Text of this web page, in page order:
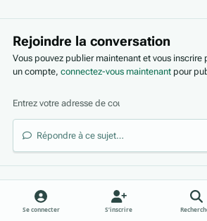
Rejoindre la conversation
Vous pouvez publier maintenant et vous inscrire
un compte,connectez-vous maintenant pour
Répondre à ce sujet…
Se connecter S’inscrire